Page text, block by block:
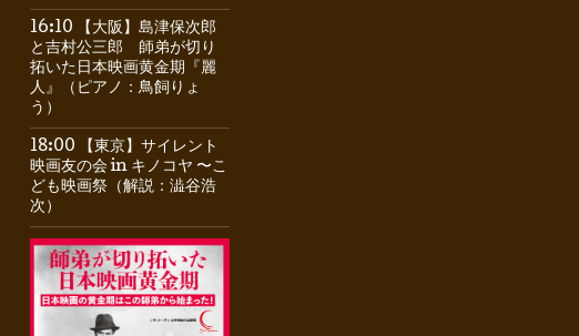
16:10 【大阪】島津保次郎
と吉村公三郎 師弟が切り
拓いた日本映画黄金期『麗
人』（ピアノ：鳥飼りょ
う）
18:00 【東京】サイレント
映画友の会 in キノコヤ 〜こ
ども映画祭（解説：澁谷浩
次）